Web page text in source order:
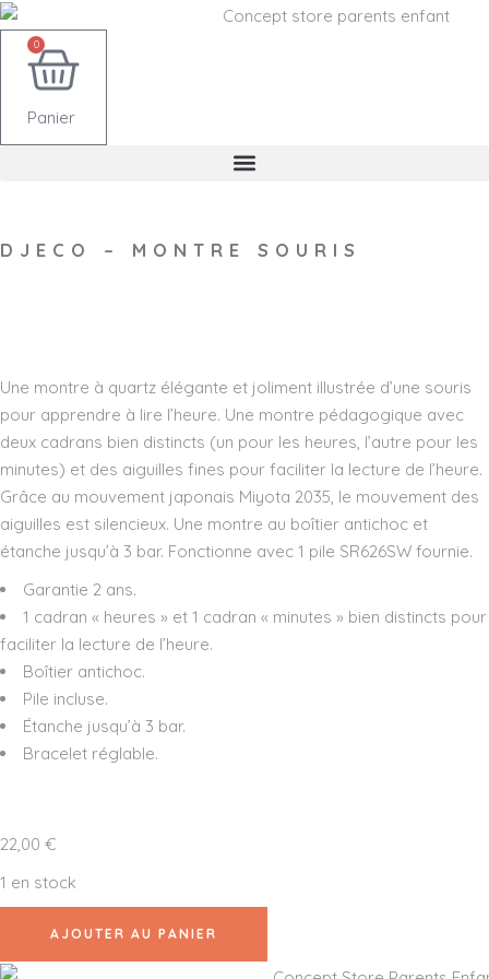
0
Panier
DJECO – MONTRE SOURIS
Une montre à quartz élégante et joliment illustrée d’une souris
pour apprendre à lire l’heure. Une montre pédagogique avec
deux cadrans bien distincts (un pour les heures, l’autre pour les
minutes) et des aiguilles fines pour faciliter la lecture de l’heure.
Grâce au mouvement japonais Miyota 2035, le mouvement des
aiguilles est silencieux. Une montre au boîtier antichoc et
étanche jusqu’à 3 bar. Fonctionne avec 1 pile SR626SW fournie.
Garantie 2 ans.
1 cadran « heures » et 1 cadran « minutes » bien distincts pour
faciliter la lecture de l’heure.
Boîtier antichoc.
Pile incluse.
Étanche jusqu’à 3 bar.
Bracelet réglable.
22,00 €
1 en stock
quantité
-
Montre
AJOUTER AU PANIER